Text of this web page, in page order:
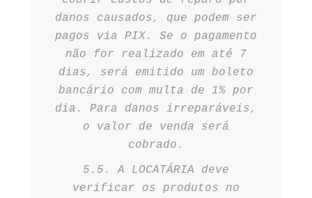
danos causados, que podem ser
pagos via PIX. Se o pagamento
não for realizado em até 7
dias, será emitido um boleto
bancário com multa de 1% por
dia. Para danos irreparáveis,
o valor de venda será
cobrado.
5.5. A LOCATÁRIA deve
verificar os produtos no